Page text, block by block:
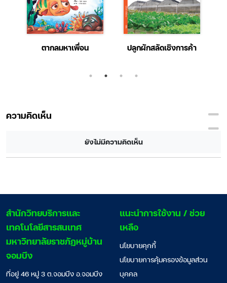
ตากลมหาเพื่อน ปลูกผักสลัดเชิงการค้า
ความคิดเห็น
ยังไม่มีความคิดเห็น
สํานักวิทยบริการและ
เทคโนโลยีสารสนเทศ
มหาวิทยาลัยราชภัฏหมู่บ้าน
จอมบึง
ที่อยู่ 46 หมู่ 3 ต.จอมบึง อ.จอมบึง
แนะนำการใช้งาน / ช่วย
เหลือ
นโยบายคุกกี้
นโยบายการคุ้มครองข้อมูลส่วน
บุคคล